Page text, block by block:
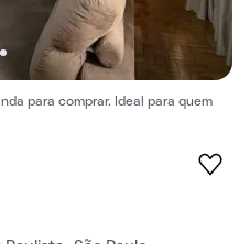
para comprar. Ideal para quem